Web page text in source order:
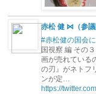
赤松 健 ⋈（参議
#赤松健の国会
国視察 編 その
画が売れている
の刃』がネトフ
ンが定…
https://